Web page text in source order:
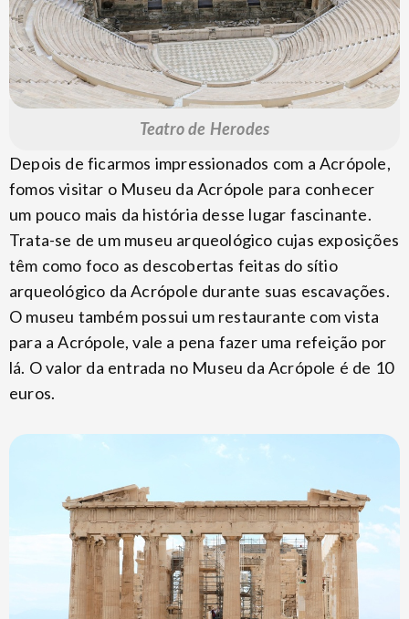
Teatro de Herodes
Depois de ficarmos impressionados com a Acrópole,
fomos visitar o Museu da Acrópole para conhecer
um pouco mais da história desse lugar fascinante.
Trata-se de um museu arqueológico cujas exposições
têm como foco as descobertas feitas do sítio
arqueológico da Acrópole durante suas escavações.
O museu também possui um restaurante com vista
para a Acrópole, vale a pena fazer uma refeição por
lá. O valor da entrada no Museu da Acrópole é de 10
euros.